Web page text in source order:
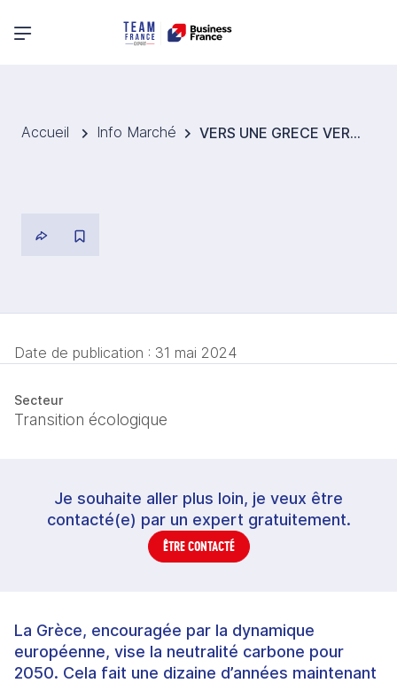
Menu principal
Accueil Info Marché VERS UNE GRECE VERTE : LES EFFORTS, PROJETS ET INVESTISSEMENTS POUR ACCELERER LA TRANSITION ENERGETIQUE
Date de publication : 31 mai 2024
Secteur
Transition écologique
Je souhaite aller plus loin, je veux être
contacté(e) par un expert gratuitement.
ÊTRE CONTACTÉ
La Grèce, encouragée par la dynamique
européenne, vise la neutralité carbone pour
2050. Cela fait une dizaine d’années maintenant